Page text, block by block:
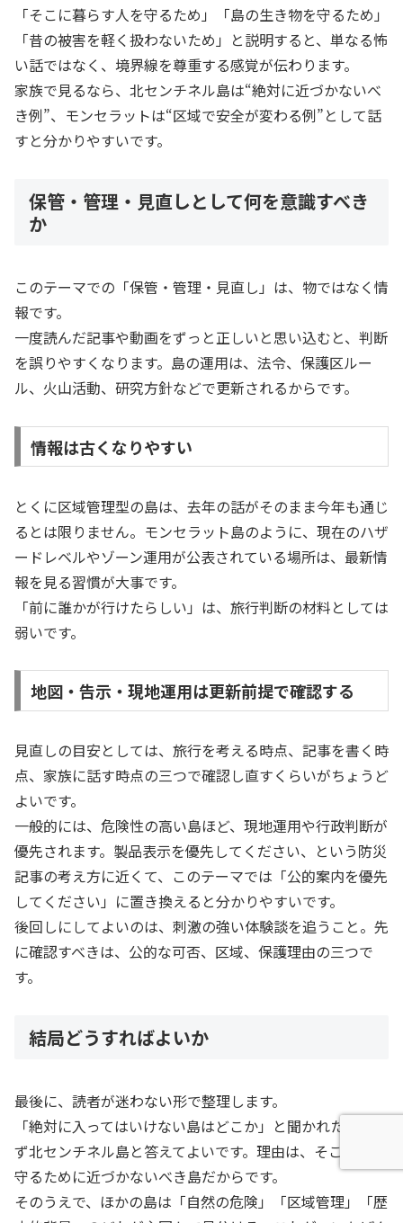
「そこに暮らす人を守るため」「島の生き物を守るため」
「昔の被害を軽く扱わないため」と説明すると、単なる怖
い話ではなく、境界線を尊重する感覚が伝わります。
家族で見るなら、北センチネル島は“絶対に近づかないべ
き例”、モンセラットは“区域で安全が変わる例”として話
すと分かりやすいです。
保管・管理・見直しとして何を意識すべき
か
このテーマでの「保管・管理・見直し」は、物ではなく情
報です。
一度読んだ記事や動画をずっと正しいと思い込むと、判断
を誤りやすくなります。島の運用は、法令、保護区ルー
ル、火山活動、研究方針などで更新されるからです。
情報は古くなりやすい
とくに区域管理型の島は、去年の話がそのまま今年も通じ
るとは限りません。モンセラット島のように、現在のハザ
ードレベルやゾーン運用が公表されている場所は、最新情
報を見る習慣が大事です。
「前に誰かが行けたらしい」は、旅行判断の材料としては
弱いです。
地図・告示・現地運用は更新前提で確認する
見直しの目安としては、旅行を考える時点、記事を書く時
点、家族に話す時点の三つで確認し直すくらいがちょうど
よいです。
一般的には、危険性の高い島ほど、現地運用や行政判断が
優先されます。製品表示を優先してください、という防災
記事の考え方に近くて、このテーマでは「公的案内を優先
してください」に置き換えると分かりやすいです。
後回しにしてよいのは、刺激の強い体験談を追うこと。先
に確認すべきは、公的な可否、区域、保護理由の三つで
す。
結局どうすればよいか
最後に、読者が迷わない形で整理します。
「絶対に入ってはいけない島はどこか」と聞かれたら、ま
ず北センチネル島と答えてよいです。理由は、そこが人を
守るために近づかないべき島だからです。
そのうえで、ほかの島は「自然の危険」「区域管理」「歴